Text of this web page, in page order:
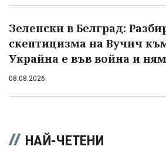
Зеленски в Белград:
скептицизма на Вучич
Украйна е във война и
08.08.2026
НАЙ-ЧЕТЕНИ